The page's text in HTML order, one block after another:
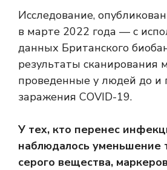
Исследование,
в марте 2022 года — с
данных Британского
результаты сканирования
проведенные у людей до и
заражения COVID-19.
У тех, кто перенес
наблюдалось уменьшение
серого вещества,